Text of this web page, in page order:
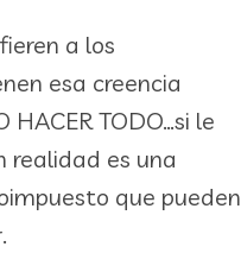
a los
esa creencia
TODO…si le
realidad es una
que pueden